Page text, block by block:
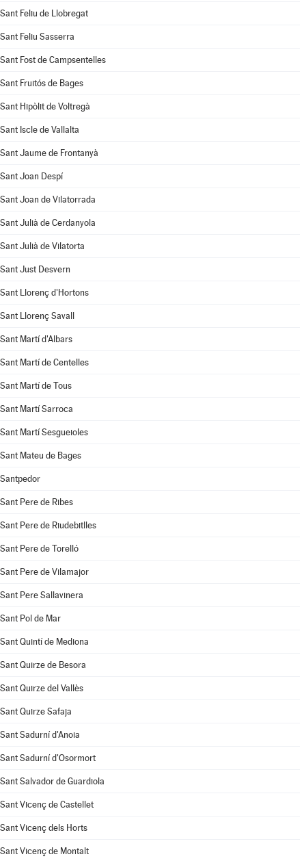
Sant Feliu de Llobregat
Sant Feliu Sasserra
Sant Fost de Campsentelles
Sant Fruitós de Bages
Sant Hipòlit de Voltregà
Sant Iscle de Vallalta
Sant Jaume de Frontanyà
Sant Joan Despí
Sant Joan de Vilatorrada
Sant Julià de Cerdanyola
Sant Julià de Vilatorta
Sant Just Desvern
Sant Llorenç d'Hortons
Sant Llorenç Savall
Sant Martí d'Albars
Sant Martí de Centelles
Sant Martí de Tous
Sant Martí Sarroca
Sant Martí Sesgueioles
Sant Mateu de Bages
Santpedor
Sant Pere de Ribes
Sant Pere de Riudebitlles
Sant Pere de Torelló
Sant Pere de Vilamajor
Sant Pere Sallavinera
Sant Pol de Mar
Sant Quintí de Mediona
Sant Quirze de Besora
Sant Quirze del Vallès
Sant Quirze Safaja
Sant Sadurní d'Anoia
Sant Sadurní d'Osormort
Sant Salvador de Guardiola
Sant Vicenç de Castellet
Sant Vicenç dels Horts
Sant Vicenç de Montalt